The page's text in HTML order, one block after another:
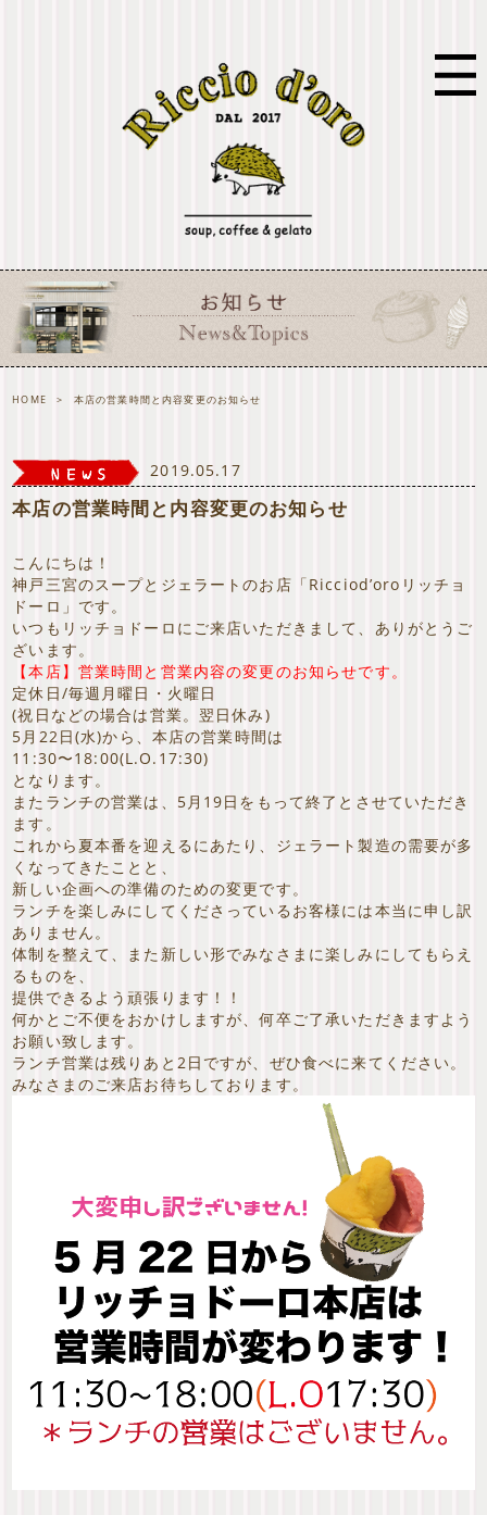
HOME > 本店の営業時間と内容変更のお知らせ
2019.05.17
本店の営業時間と内容変更のお知らせ
こんにちは！
神戸三宮のスープとジェラートのお店「Ricciod’oroリッチョ
ドーロ」です。
いつもリッチョドーロにご来店いただきまして、ありがとうご
ざいます。
【本店】営業時間と営業内容の変更のお知らせです。
定休日/毎週月曜日・火曜日
(祝日などの場合は営業。翌日休み)
5月22日(水)から、本店の営業時間は
11:30〜18:00(L.O.17:30)
となります。
またランチの営業は、5月19日をもって終了とさせていただき
ます。
これから夏本番を迎えるにあたり、ジェラート製造の需要が多
くなってきたことと、
新しい企画への準備のための変更です。
ランチを楽しみにしてくださっているお客様には本当に申し訳
ありません。
体制を整えて、また新しい形でみなさまに楽しみにしてもらえ
るものを、
提供できるよう頑張ります！！
何かとご不便をおかけしますが、何卒ご了承いただきますよう
お願い致します。
ランチ営業は残りあと2日ですが、ぜひ食べに来てください。
みなさまのご来店お待ちしております。